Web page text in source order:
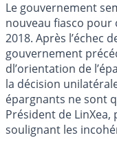
Le gouvernement
nouveau fiasco pour
2018. Après l’échec
gouvernement
dl’orientation de
la décision
épargnants ne sont
Président de
soulignant les